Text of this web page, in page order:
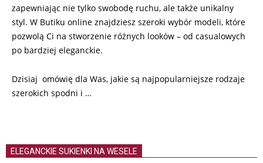
zapewniając nie tylko swobodę ruchu, ale także unikalny
styl. W Butiku online znajdziesz szeroki wybór modeli, które
pozwolą Ci na stworzenie różnych looków – od casualowych
po bardziej eleganckie.
Dzisiaj omówię dla Was, jakie są najpopularniejsze rodzaje
szerokich spodni i …
ELEGANCKIE SUKIENKI NA WESELE